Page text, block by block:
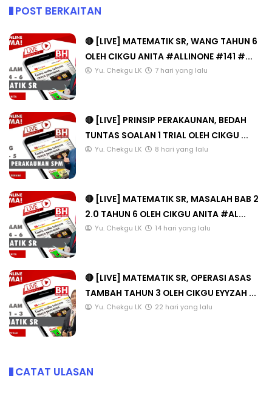
POST BERKAITAN
🔴 [LIVE] MATEMATIK SR, WANG TAHUN 6
OLEH CIKGU ANITA #ALLINONE #141 #...
Yu. Chekgu LK 7 hari yang lalu
🔴 [LIVE] PRINSIP PERAKAUNAN, BEDAH
TUNTAS SOALAN 1 TRIAL OLEH CIKGU ...
Yu. Chekgu LK 8 hari yang lalu
🔴 [LIVE] MATEMATIK SR, MASALAH BAB 2
2.0 TAHUN 6 OLEH CIKGU ANITA #AL...
Yu. Chekgu LK 14 hari yang lalu
🔴 [LIVE] MATEMATIK SR, OPERASI ASAS
TAMBAH TAHUN 3 OLEH CIKGU EYYZAH ...
Yu. Chekgu LK 22 hari yang lalu
CATAT ULASAN